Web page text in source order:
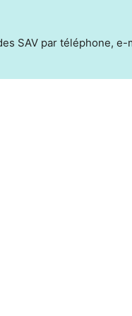
SAV par téléphone,